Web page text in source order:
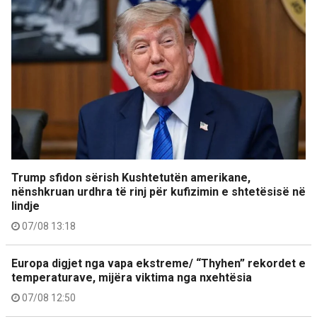
Trump sfidon sërish Kushtetutën amerikane,
nënshkruan urdhra të rinj për kufizimin e shtetësisë në
lindje
07/08 13:18
Europa digjet nga vapa ekstreme/ “Thyhen” rekordet e
temperaturave, mijëra viktima nga nxehtësia
07/08 12:50